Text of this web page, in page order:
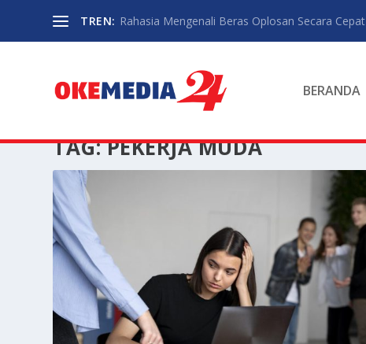
TREN: Rahasia Mengenali Beras Oplosan Secara Cepat
BERANDA
TAG:PEKERJA MUDA